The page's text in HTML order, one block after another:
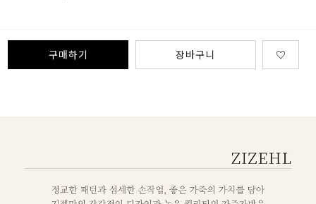
구매하기 장바구니 ♡